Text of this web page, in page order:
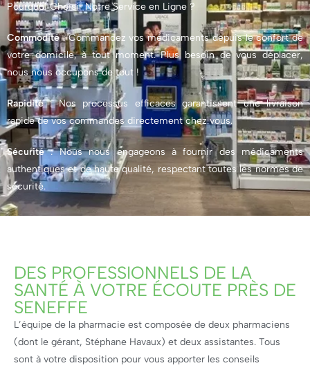
Pourquoi Choisir Notre Service en Ligne ?
Commodité: Commandez vos médicaments depuis le confort de
votre domicile, à tout moment. Plus besoin de vous déplacer,
nous nous occupons de tout !
Rapidité: Nos processus efficaces garantissent une livraison
rapide de vos commandes directement chez vous.
Sécurité: Nous nous engageons à fournir des médicaments
authentiques et de haute qualité, respectant toutes les normes de
sécurité.
DES PROFESSIONNELS DE LA
SANTÉ À VOTRE ÉCOUTE PRÈS DE
SENEFFE
L’équipe de la pharmacie est composée de deux pharmaciens
(dont le gérant, Stéphane Havaux) et deux assistantes. Tous
sont à votre disposition pour vous apporter les conseils